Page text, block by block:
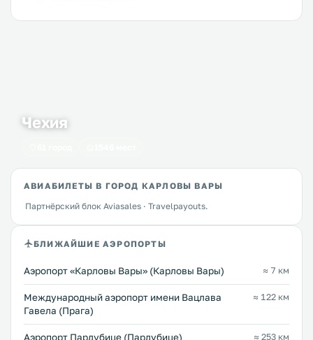
Чехия
АВИАБИЛЕТЫ В ГОРОД КАРЛОВЫ ВАРЫ
Партнёрский блок Aviasales · Travelpayouts.
БЛИЖАЙШИЕ АЭРОПОРТЫ
Аэропорт «Карловы Вары» (Карловы Вары) ≈ 7 км
Международный аэропорт имени Вацлава
Гавела (Прага)
≈ 122 км
Аэропорт Пардубице (Пардубице) ≈ 253 км